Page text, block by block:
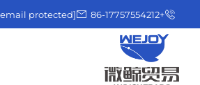
+86-17757554212
[email protected]